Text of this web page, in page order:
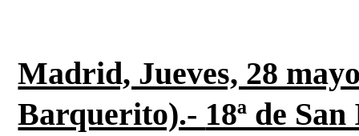
Madrid, Jueves, 28
Barquerito).-